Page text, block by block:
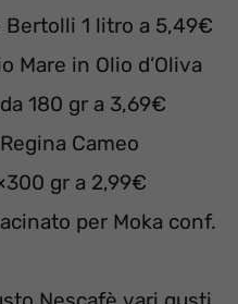
Bertolli 1 litro a 5,49€
Mare in Olio d’Oliva
180 gr a 3,69€
Cameo
gr a 2,99€
per Moka conf.